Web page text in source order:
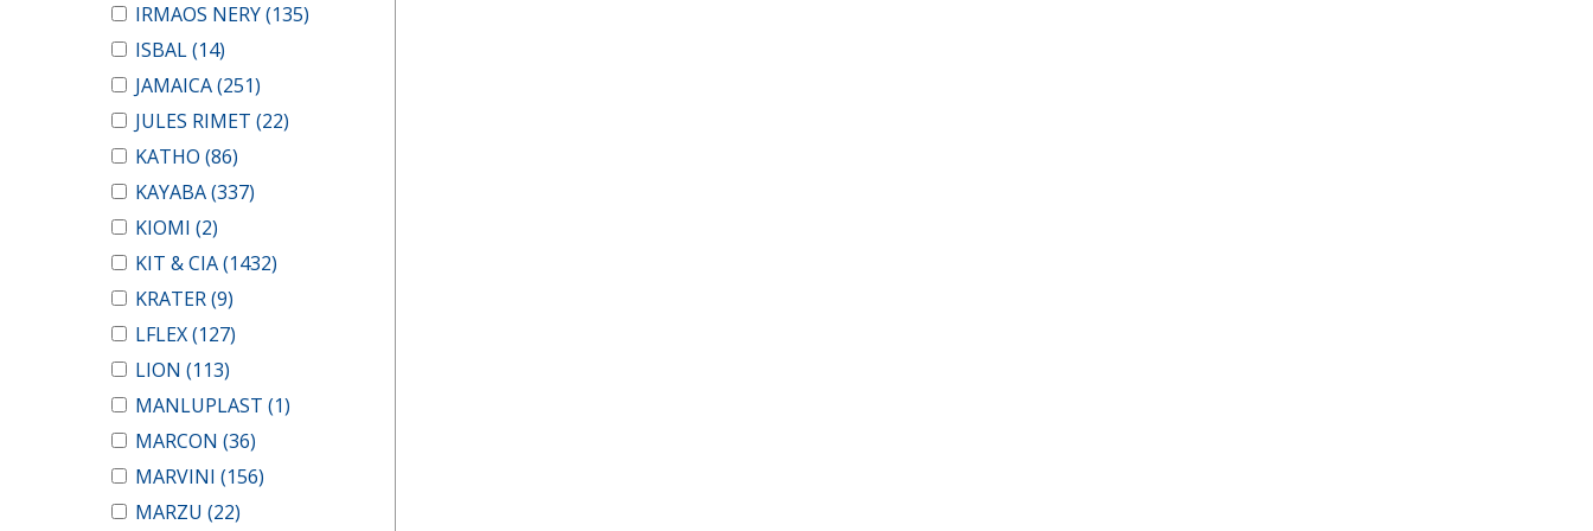
IRMAOS NERY(135)
ISBAL(14)
JAMAICA(251)
JULES RIMET (22)
KATHO (86)
KAYABA(337)
KIOMI (2)
KIT & CIA(1432)
KRATER(9)
LFLEX(127)
LION (113)
MANLUPLAST (1)
MARCON (36)
MARVINI (156)
MARZU (22)